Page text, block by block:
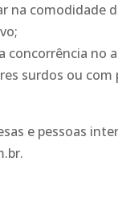
na comodidade
concorrência no
surdos ou com
e pessoas